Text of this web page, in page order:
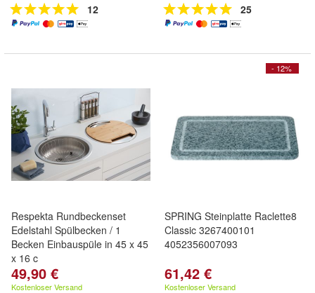
12 25
Respekta Rundbeckenset
Edelstahl Spülbecken / 1
Becken Einbauspüle in 45 x 45
x 16 c
49,90 €
Kostenloser Versand
- 12%
SPRING Steinplatte Raclette8
Classic 3267400101
4052356007093
61,42 €
Kostenloser Versand